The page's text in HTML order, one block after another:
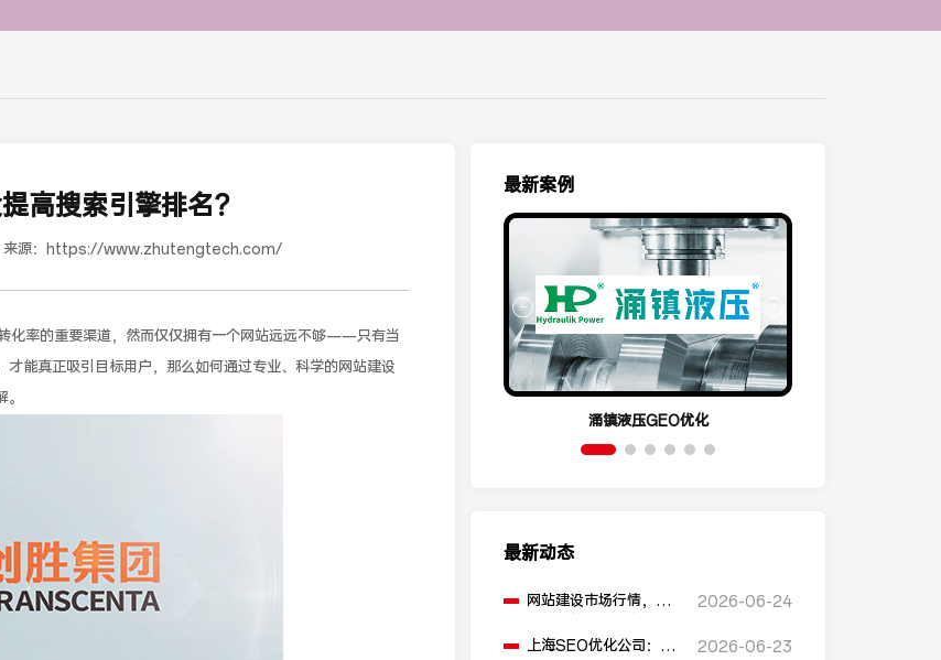
高搜索引擎排名？
来源： https://www.zhutengtech.com/
化率的重要渠道，然而仅仅拥有一个网站远远不够——只有当
能真正吸引目标用户，那么如何通过专业、科学的网站建设
最新案例
涌镇液压GEO优化
最新动态
网站建设市场行情，不
2026-06-24
上海SEO优化公司：反
2026-06-23